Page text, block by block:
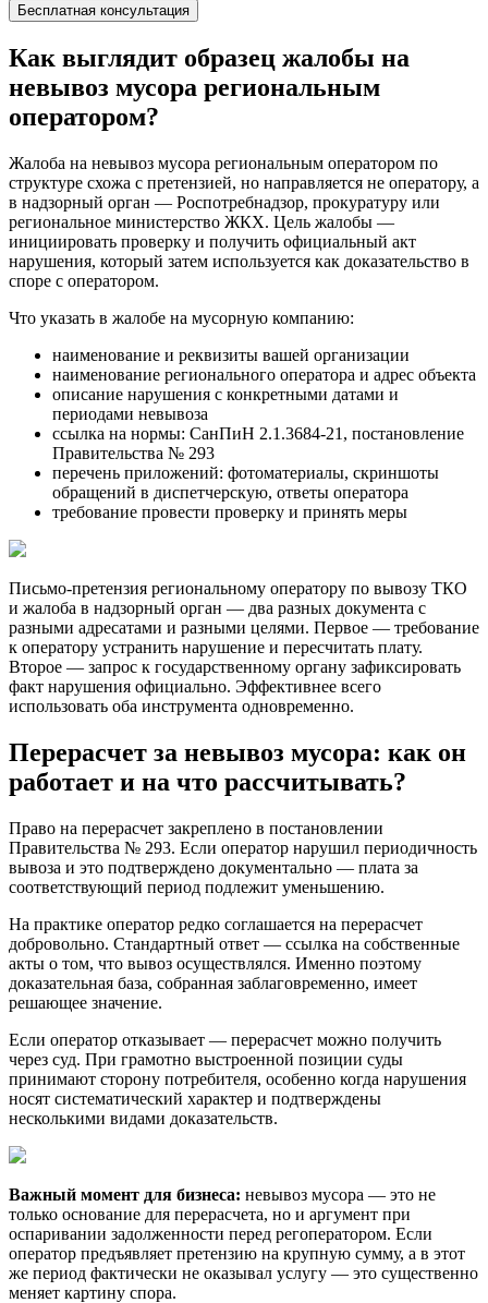
Бесплатная консультация
Как выглядит образец жалобы на
невывоз мусора региональным
оператором?
Жалоба на невывоз мусора региональным оператором по
структуре схожа с претензией, но направляется не оператору, а
в надзорный орган — Роспотребнадзор, прокуратуру или
региональное министерство ЖКХ. Цель жалобы —
инициировать проверку и получить официальный акт
нарушения, который затем используется как доказательство в
споре с оператором.
Что указать в жалобе на мусорную компанию:
наименование и реквизиты вашей организации
наименование регионального оператора и адрес объекта
описание нарушения с конкретными датами и
периодами невывоза
ссылка на нормы: СанПиН 2.1.3684-21, постановление
Правительства № 293
перечень приложений: фотоматериалы, скриншоты
обращений в диспетчерскую, ответы оператора
требование провести проверку и принять меры
Письмо-претензия региональному оператору по вывозу ТКО
и жалоба в надзорный орган — два разных документа с
разными адресатами и разными целями. Первое — требование
к оператору устранить нарушение и пересчитать плату.
Второе — запрос к государственному органу зафиксировать
факт нарушения официально. Эффективнее всего
использовать оба инструмента одновременно.
Перерасчет за невывоз мусора: как он
работает и на что рассчитывать?
Право на перерасчет закреплено в постановлении
Правительства № 293. Если оператор нарушил периодичность
вывоза и это подтверждено документально — плата за
соответствующий период подлежит уменьшению.
На практике оператор редко соглашается на перерасчет
добровольно. Стандартный ответ — ссылка на собственные
акты о том, что вывоз осуществлялся. Именно поэтому
доказательная база, собранная заблаговременно, имеет
решающее значение.
Если оператор отказывает — перерасчет можно получить
через суд. При грамотно выстроенной позиции суды
принимают сторону потребителя, особенно когда нарушения
носят систематический характер и подтверждены
несколькими видами доказательств.
Важный момент для бизнеса: невывоз мусора — это не
только основание для перерасчета, но и аргумент при
оспаривании задолженности перед регоператором. Если
оператор предъявляет претензию на крупную сумму, а в этот
же период фактически не оказывал услугу — это существенно
меняет картину спора.